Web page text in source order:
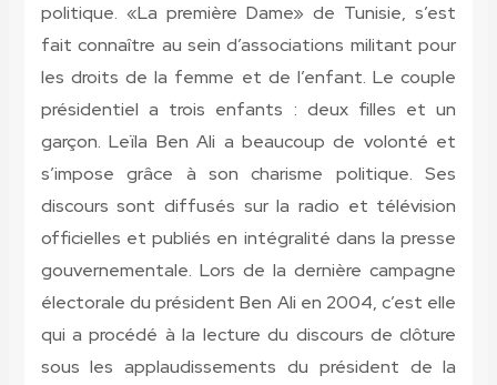
politique. «La première Dame» de Tunisie, s’est
fait connaître au sein d’associations militant pour
les droits de la femme et de l’enfant. Le couple
présidentiel a trois enfants : deux filles et un
garçon. Leïla Ben Ali a beaucoup de volonté et
s’impose grâce à son charisme politique. Ses
discours sont diffusés sur la radio et télévision
officielles et publiés en intégralité dans la presse
gouvernementale. Lors de la dernière campagne
électorale du président Ben Ali en 2004, c’est elle
qui a procédé à la lecture du discours de clôture
sous les applaudissements du président de la